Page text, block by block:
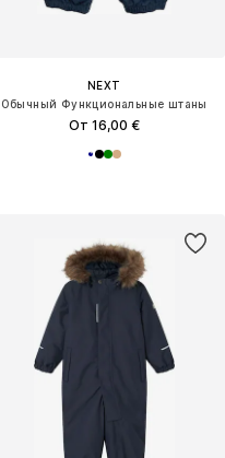
NEXT
Обычный Функциональные штаны
От 16,00 €